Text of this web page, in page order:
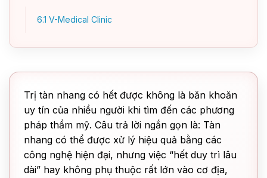
6.1 V-Medical Clinic
Trị tàn nhang có hết được không là băn khoăn
uy tín của nhiều người khi tìm đến các phương
pháp thẩm mỹ. Câu trả lời ngắn gọn là: Tàn
nhang có thể được xử lý hiệu quả bằng các
công nghệ hiện đại, nhưng việc “hết duy trì lâu
dài” hay không phụ thuộc rất lớn vào cơ địa,